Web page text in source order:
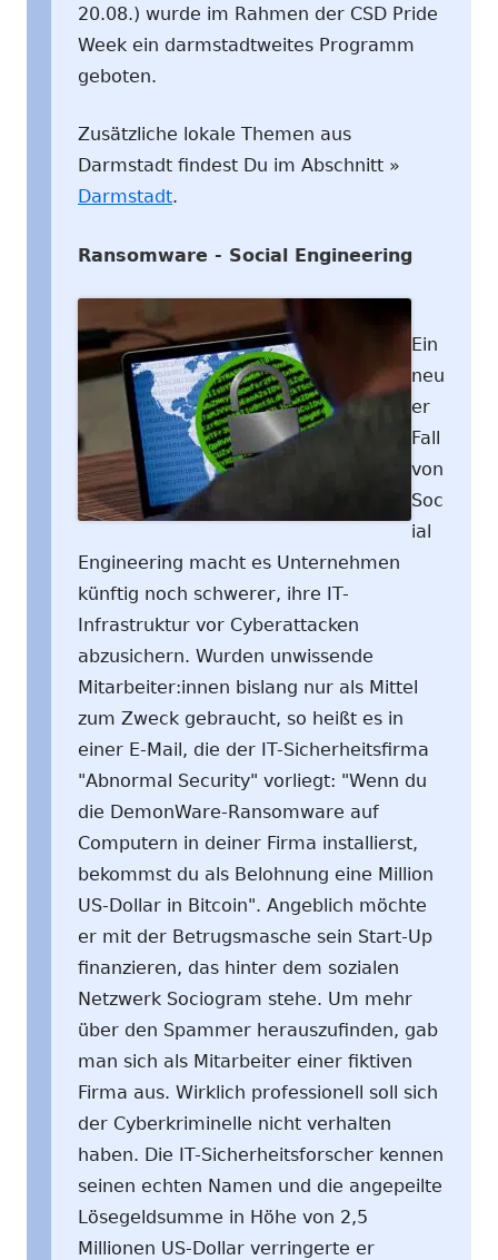
20.08.) wurde im Rahmen der CSD Pride
Week ein darmstadtweites Programm
geboten.
Zusätzliche lokale Themen aus
Darmstadt findest Du im Abschnitt »
Darmstadt.
Ransomware - Social Engineering
Ein
neu
er
Fall
von
Soc
ial
Engineering macht es Unternehmen
künftig noch schwerer, ihre IT-
Infrastruktur vor Cyberattacken
abzusichern. Wurden unwissende
Mitarbeiter:innen bislang nur als Mittel
zum Zweck gebraucht, so heißt es in
einer E-Mail, die der IT-Sicherheitsfirma
"Abnormal Security" vorliegt: "Wenn du
die DemonWare-Ransomware auf
Computern in deiner Firma installierst,
bekommst du als Belohnung eine Million
US-Dollar in Bitcoin". Angeblich möchte
er mit der Betrugsmasche sein Start-Up
finanzieren, das hinter dem sozialen
Netzwerk Sociogram stehe. Um mehr
über den Spammer herauszufinden, gab
man sich als Mitarbeiter einer fiktiven
Firma aus. Wirklich professionell soll sich
der Cyberkriminelle nicht verhalten
haben. Die IT-Sicherheitsforscher kennen
seinen echten Namen und die angepeilte
Lösegeldsumme in Höhe von 2,5
Millionen US-Dollar verringerte er